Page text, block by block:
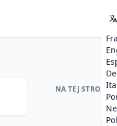
NA TEJ STRONIE